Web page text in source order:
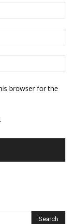
browser for the